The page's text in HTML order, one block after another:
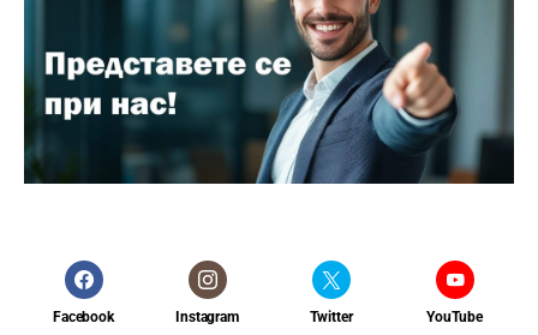
Facebook Instagram Twitter YouTube